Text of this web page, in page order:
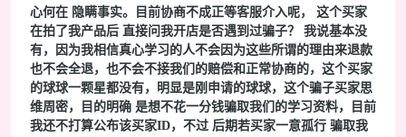
心何在 隐瞒事实。目前协商不成正等客服介入呢， 这个买家
在拍了我产品后 直接问我开店是否遇到过骗子？ 我说基本没
有，因为我相信真心学习的人不会因为这些所谓的理由来退款
也不会全退，也不会不接我们的赔偿和正常协商的，这个买家
的球球一颗星都没有，明显是刚申请的球球，这个骗子买家思
维周密，目的明确 是想不花一分钱骗取我们的学习资料，目前
我还不打算公布该买家ID，不过 后期若买家一意孤行 骗取我